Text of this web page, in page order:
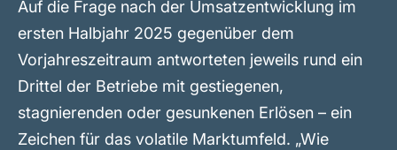
Auf die Frage nach der Umsatzentwicklung im
ersten Halbjahr 2025 gegenüber dem
Vorjahreszeitraum antworteten jeweils rund ein
Drittel der Betriebe mit gestiegenen,
stagnierenden oder gesunkenen Erlösen – ein
Zeichen für das volatile Marktumfeld. „Wie